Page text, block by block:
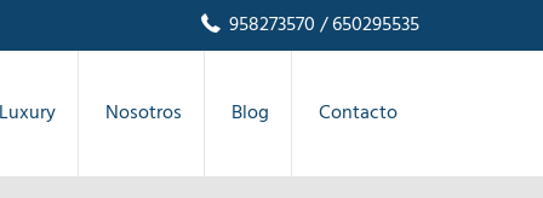
958273570/ 650295535
Luxury Nosotros Blog Contacto